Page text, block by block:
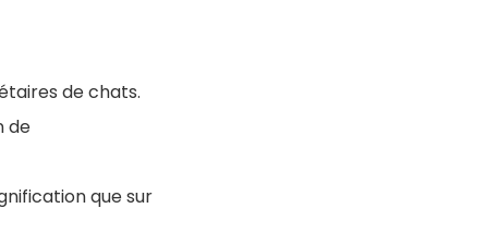
de chats.
de
que sur